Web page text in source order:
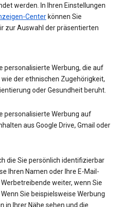
werden. In Ihren Einstellungen
Center können Sie
zur Auswahl der präsentierten
personalisierte Werbung, die auf
wie der ethnischen Zugehörigkeit,
oder Gesundheit beruht.
personalisierte Werbung auf
aus Google Drive, Gmail oder
die Sie persönlich identifizierbar
Ihren Namen oder Ihre E-Mail-
weiter, wenn Sie
Sie beispielsweise Werbung
in Ihrer Nähe sehen und die